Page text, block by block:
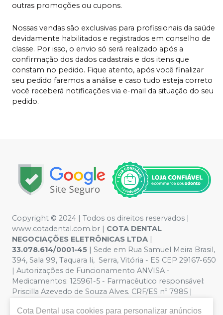
outras promoções ou cupons.
Nossas vendas são exclusivas para profissionais da saúde
devidamente habilitados e registrados em conselho de
classe. Por isso, o envio só será realizado após a
confirmação dos dados cadastrais e dos itens que
constam no pedido. Fique atento, após você finalizar
seu pedido faremos a análise e caso tudo esteja correto
você receberá notificações via e-mail da situação do seu
pedido.
Copyright © 2024 | Todos os direitos reservados |
www.cotadental.com.br | COTA DENTAL
NEGOCIAÇÕES ELETRÔNICAS LTDA |
33.078.614/0001-45 | Sede em Rua Samuel Meira Brasil,
394, Sala 99, Taquara Ii, Serra, Vitória - ES CEP 29167-650
| Autorizações de Funcionamento ANVISA -
Medicamentos: 125961-5 - Farmacêutico responsável:
Priscilla Azevedo de Souza Alves. CRF/ES nº 7985 |
ilustrativas - Os preços e condições da loja virtual estão
Cota Dental usa cookies para personalizar anúncios